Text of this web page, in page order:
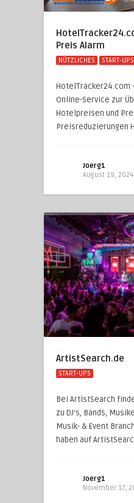
Preis Alarm
NÜTZLICHES START-UPS
HotelTracker24.com
Online-Service zur
Hotelpreisen und
Preisreduzierungen
Joerg1
August 19,
ArtistSearch.de
START-UPS
Bei ArtistSearch
zu DJ’s, Bands,
Musik- & Event
haben auf
Joerg1
November 17,